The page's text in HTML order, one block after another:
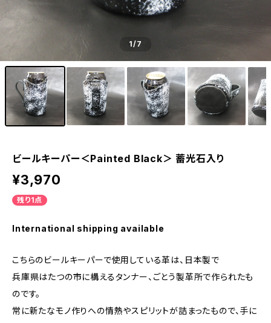
1/7
ビールキーパー＜Painted Black＞ 蓄光石入り
¥3,970
残り1点
International shipping available
こちらのビールキーパーで使用している革は、日本製で
兵庫県はたつの市に構えるタンナー、ごとう製革所で作られたも
のです。
常に新たなモノ作りへの情熱やスピリットが詰まったもので、手に